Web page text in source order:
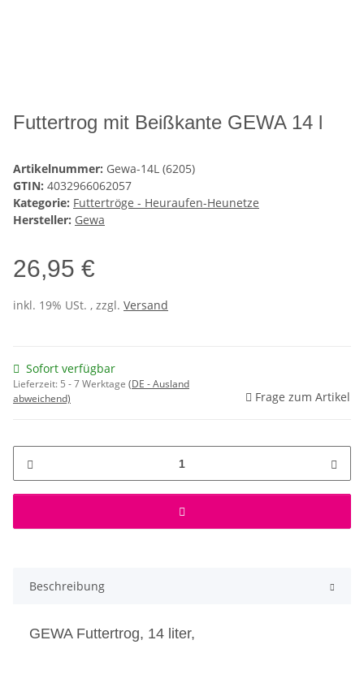
Futtertrog mit Beißkante GEWA 14 l
Artikelnummer: Gewa-14L (6205)
GTIN: 4032966062057
Kategorie: Futtertröge - Heuraufen-Heunetze
Hersteller: Gewa
26,95 €
inkl. 19% USt. , zzgl. Versand
Sofort verfügbar
Lieferzeit: 5 - 7 Werktage (DE - Ausland
abweichend)
Frage zum Artikel
Beschreibung
GEWA Futtertrog, 14 liter,